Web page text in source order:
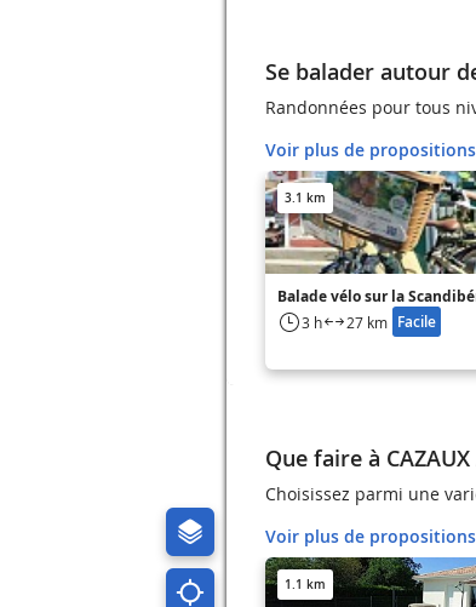
Se balader autour
Randonnées pour tous
Voir plus de propositions
3.1 km
Balade vélo sur la
3 h 27 km Facile
Que faire à
Choisissez parmi une
Voir plus de propositions
1.1 km